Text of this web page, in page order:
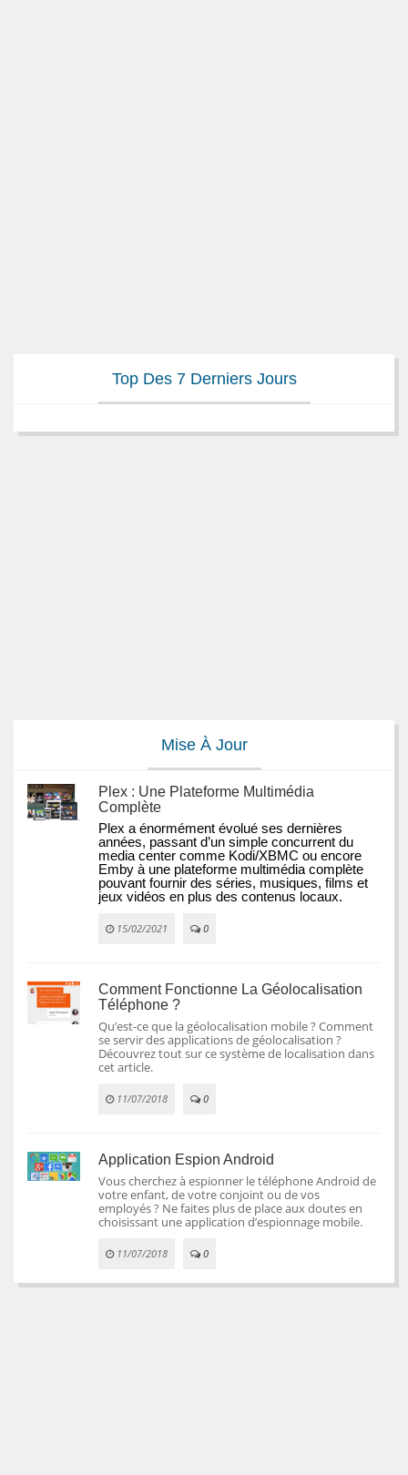
Top Des 7 Derniers Jours
Mise À Jour
Plex : Une Plateforme Multimédia
Complète
Plex a énormément évolué ses dernières
années, passant d’un simple concurrent du
media center comme Kodi/XBMC ou encore
Emby à une plateforme multimédia complète
pouvant fournir des séries, musiques, films et
jeux vidéos en plus des contenus locaux.
15/02/2021 0
Comment Fonctionne La Géolocalisation
Téléphone ?
Qu’est-ce que la géolocalisation mobile ? Comment
se servir des applications de géolocalisation ?
Découvrez tout sur ce système de localisation dans
cet article.
11/07/2018 0
Application Espion Android
Vous cherchez à espionner le téléphone Android de
votre enfant, de votre conjoint ou de vos
employés ? Ne faites plus de place aux doutes en
choisissant une application d’espionnage mobile.
11/07/2018 0